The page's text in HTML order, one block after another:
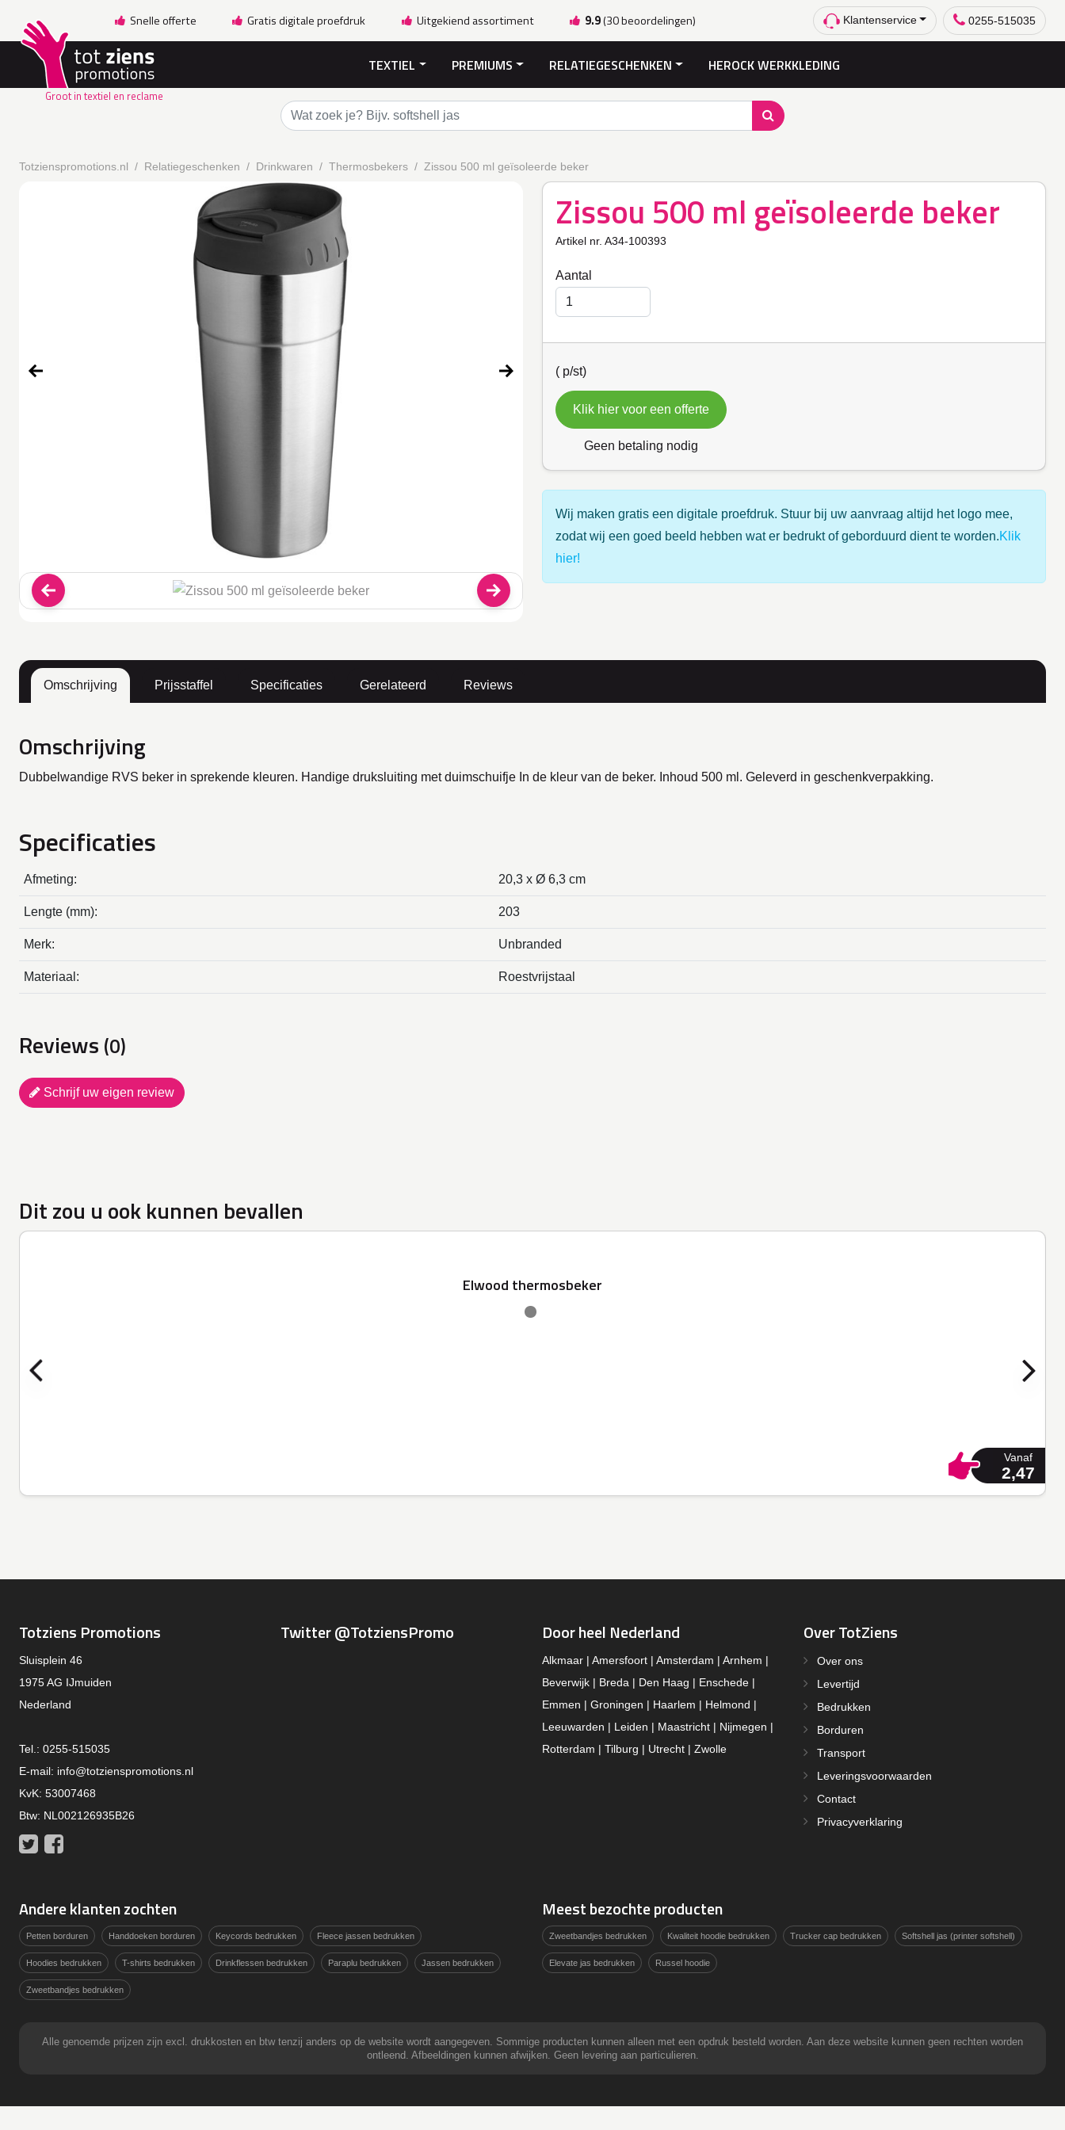
Snelle offerte Gratis digitale proefdruk Uitgekiend assortiment 9.9(30 beoordelingen) Klantenservice 0255-515035
Groot in textiel en reclame
TEXTIEL PREMIUMS RELATIEGESCHENKEN HEROCK WERKKLEDING
Totzienspromotions.nl Relatiegeschenken Drinkwaren Thermosbekers Zissou 500 ml geïsoleerde beker
Zissou 500 ml geïsoleerde beker
Artikel nr. A34-100393
Aantal
( p/st)
Klik hier voor een offerte
Geen betaling nodig
Wij maken gratis een digitale proefdruk. Stuur bij uw aanvraag altijd het logo mee,
zodat wij een goed beeld hebben wat er bedrukt of geborduurd dient te worden.Klik
hier!
Omschrijving Prijsstaffel Specificaties Gerelateerd Reviews
Omschrijving
Dubbelwandige RVS beker in sprekende kleuren. Handige druksluiting met duimschuifje In de kleur van de beker. Inhoud 500 ml. Geleverd in geschenkverpakking.
Specificaties
Afmeting: 20,3 x Ø 6,3 cm
Lengte (mm): 203
Merk: Unbranded
Materiaal: Roestvrijstaal
Reviews (0)
Schrijf uw eigen review
Dit zou u ook kunnen bevallen
Elwood thermosbeker
Vanaf
2,47
Totziens Promotions
Sluisplein 46
1975 AG IJmuiden
Nederland
Tel.: 0255-515035
E-mail: info@totzienspromotions.nl
KvK: 53007468
Btw: NL002126935B26
Twitter
Twitter @TotziensPromo Door heel Nederland
Alkmaar | Amersfoort | Amsterdam | Arnhem |
Beverwijk | Breda | Den Haag | Enschede |
Emmen | Groningen | Haarlem | Helmond |
Leeuwarden | Leiden | Maastricht | Nijmegen |
Rotterdam | Tilburg | Utrecht | Zwolle
Over TotZiens
Over ons
Levertijd
Bedrukken
Borduren
Transport
Leveringsvoorwaarden
Contact
Privacyverklaring
Andere klanten zochten
Petten borduren Handdoeken borduren Keycords bedrukken Fleece jassen bedrukken
Hoodies bedrukken T-shirts bedrukken Drinkflessen bedrukken Paraplu bedrukken Jassen bedrukken
Zweetbandjes bedrukken
Meest bezochte producten
Zweetbandjes bedrukken Kwaliteit hoodie bedrukken Trucker cap bedrukken Softshell jas (printer softshell)
Elevate jas bedrukken Russel hoodie
Alle genoemde prijzen zijn excl. drukkosten en btw tenzij anders op de website wordt aangegeven. Sommige producten kunnen alleen met een opdruk besteld worden. Aan deze website kunnen geen rechten worden
ontleend. Afbeeldingen kunnen afwijken. Geen levering aan particulieren.